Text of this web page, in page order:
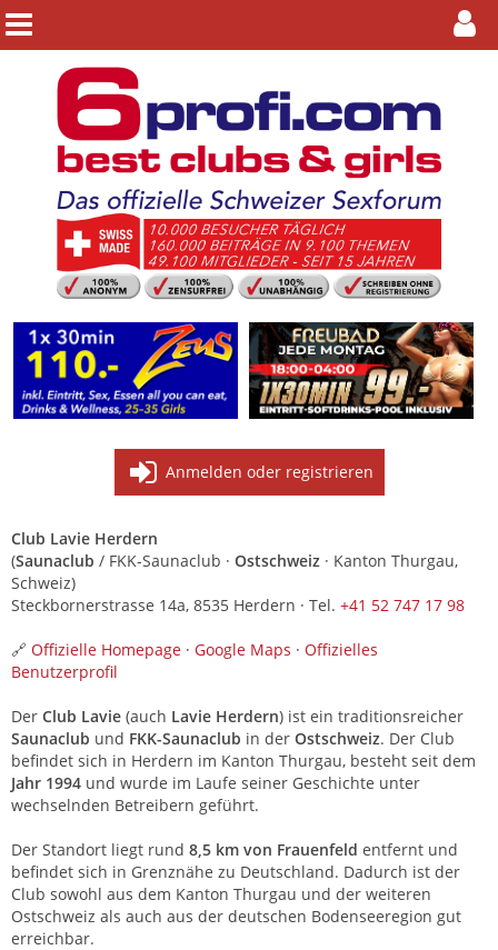
Anmelden oder registrieren
Club Lavie Herdern
(Saunaclub / FKK-Saunaclub · Ostschweiz · Kanton Thurgau,
Schweiz)
Steckbornerstrasse 14a, 8535 Herdern · Tel. +41 52 747 17 98
🔗 Offizielle Homepage · Google Maps · Offizielles
Benutzerprofil
Der Club Lavie (auch Lavie Herdern) ist ein traditionsreicher
Saunaclub und FKK-Saunaclub in der Ostschweiz. Der Club
befindet sich in Herdern im Kanton Thurgau, besteht seit dem
Jahr 1994 und wurde im Laufe seiner Geschichte unter
wechselnden Betreibern geführt.
Der Standort liegt rund 8,5 km von Frauenfeld entfernt und
befindet sich in Grenznähe zu Deutschland. Dadurch ist der
Club sowohl aus dem Kanton Thurgau und der weiteren
Ostschweiz als auch aus der deutschen Bodenseeregion gut
erreichbar.